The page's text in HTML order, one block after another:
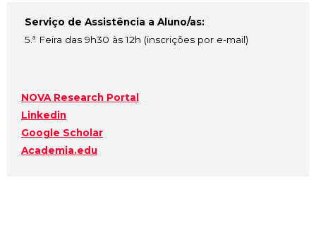
Serviço de Assistência a Aluno/as:
5.ª Feira das 9h30 às 12h (inscrições por e-mail)
NOVA Research Portal
Linkedin
Google Scholar
Academia.edu